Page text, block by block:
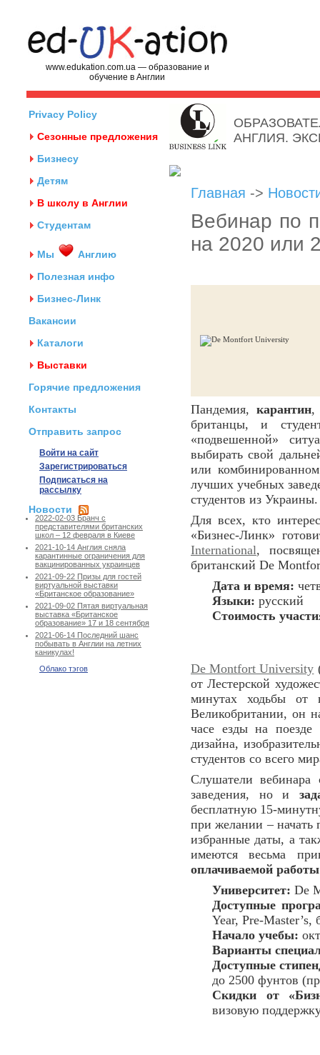
www.edukation.com.ua — образование и
обучение в Англии
Privacy Policy
Сезонные предложения
Бизнесу
Детям
В школу в Англии
Студентам
Мы
Англию
Полезная инфо
Бизнес-Линк
Вакансии
Каталоги
Выставки
Горячие предложения
Контакты
Отправить запрос
Войти на сайт
Зарегистрироваться
Подписаться на
рассылку
Новости
2022-02-03 Бранч с
представителями британских
школ – 12 февраля в Киеве
2021-10-14 Англия сняла
карантинные ограничения для
вакцинированных украинцев
2021-09-22 Призы для гостей
виртуальной выставки
«Британское образование»
2021-09-02 Пятая виртуальная
выставка «Британское
образование» 17 и 18 сентября
2021-06-14 Последний шанс
побывать в Англии на летних
каникулах!
Облако тэгов
АНГЛИЯ.
Главная ->
Вебинар по
на 2020 или
Пандемия, карантин,
британцы, и
«подвешенной»
выбирать свой
или
лучших учебных
студентов из Украины.
Для всех, кто
«Бизнес-Линк»
International,
британский De
Дата и время:
Языки: русский
Стоимость
De Montfort University
от Лестерской
минутах ходьбы от
Великобритании, он
часе езды на
дизайна,
студентов со всего
Слушатели вебинара
заведения, но и
бесплатную 15-
при желании – начать
избранные даты, а
имеются весьма
оплачиваемой работы
Университет: De
Доступные
Year, Pre-Master’s,
Начало учебы:
Варианты
Доступные
до 2500 фунтов
Скидки от
визовую